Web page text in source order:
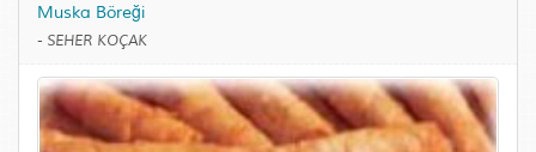
Muska Böreği
- SEHER KOÇAK